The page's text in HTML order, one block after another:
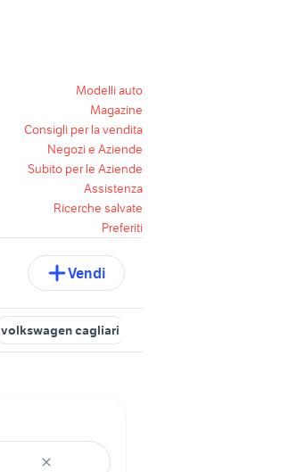
Modelli auto
Magazine
Consigli per la vendita
Negozi e Aziende
Subito per le Aziende
Assistenza
Ricerche salvate
Preferiti
Vendi
volkswagen cagliari